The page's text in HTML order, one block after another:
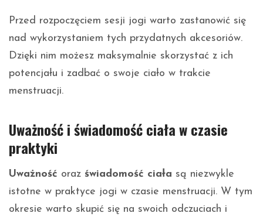
Przed rozpoczęciem sesji jogi warto zastanowić się
nad wykorzystaniem tych przydatnych akcesoriów.
Dzięki nim możesz maksymalnie skorzystać z ich
potencjału i zadbać o swoje ciało w trakcie
menstruacji.
Uważność i świadomość ciała w czasie
praktyki
Uważność oraz świadomość ciała są niezwykle
istotne w praktyce jogi w czasie menstruacji. W tym
okresie warto skupić się na swoich odczuciach i